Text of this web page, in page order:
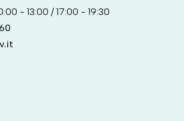
- 13:00 / 17:00 - 19:30